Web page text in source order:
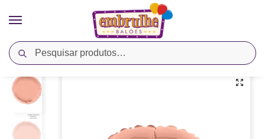
Pesquisar
Início Cores Ouro Rosê / Balão Metalizado Redondo 20″ Ouro Rosé – Megatoon